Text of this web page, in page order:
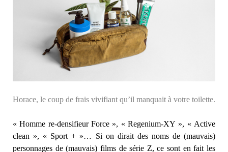
Horace, le coup de frais vivifiant qu’il manquait à votre toilette.
« Homme re-densifieur Force », « Regenium-XY », « Active
clean », « Sport + »… Si on dirait des noms de (mauvais)
personnages de (mauvais) films de série Z, ce sont en fait les